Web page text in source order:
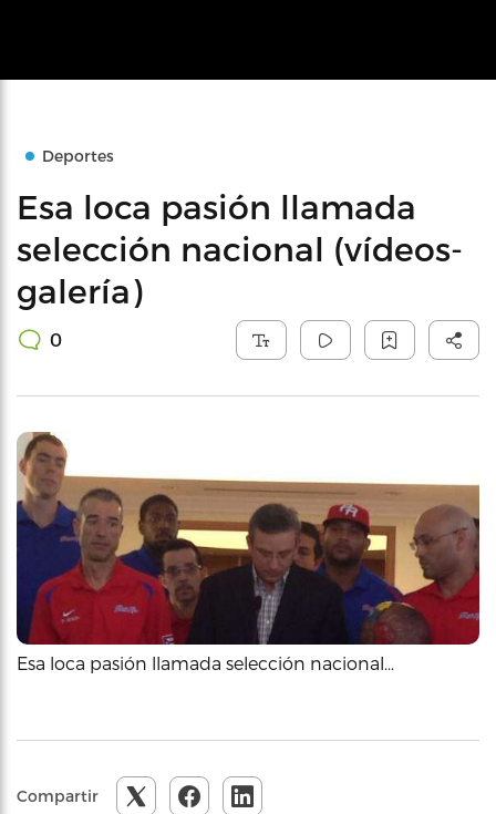
Deportes
Esa loca pasión llamada
selección nacional (vídeos-
galería)
0
Esa loca pasión llamada selección nacional…
Compartir